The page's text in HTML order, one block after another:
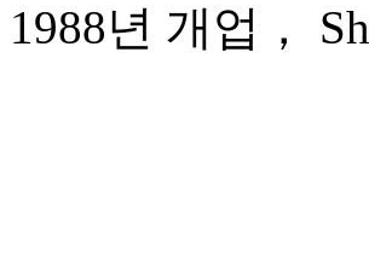
1988년 개업，